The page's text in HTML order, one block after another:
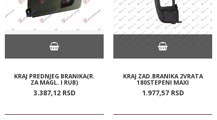
KRAJ PREDNJEG BRANIKA(R.
ZA MAGL. I RUB)
3.387,12 RSD
KRAJ ZAD.BRANIKA 2VRATA
180STEPENI MAXI
1.977,57 RSD